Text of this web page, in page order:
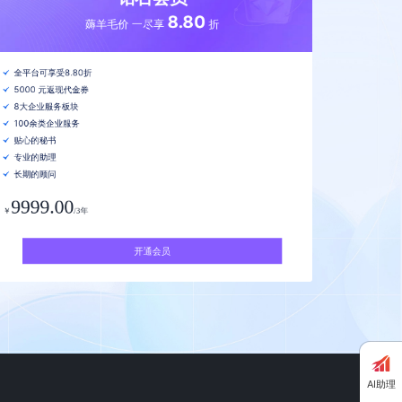
薅羊毛价 一尽享 8.80 折
全平台可享受8.80折
5000 元返现代金券
8大企业服务板块
100余类企业服务
贴心的秘书
专业的助理
长期的顾问
￥ 9999.00/3年
开通会员
AI助理